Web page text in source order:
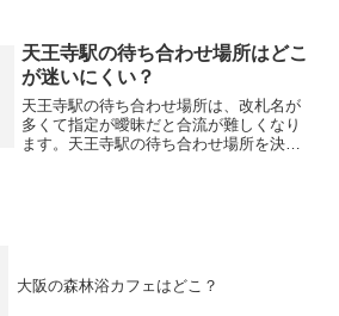
わせるのが近道です。公式の徒歩目安は
JR大阪駅中央北口から...
天王寺駅の待ち合わせ場所はどこ
が迷いにくい？
天王寺駅の待ち合わせ場所は、改札名が
多くて指定が曖昧だと合流が難しくなり
ます。天王寺駅の待ち合わせ場所を決め
大阪の森林浴カフェはどこ？